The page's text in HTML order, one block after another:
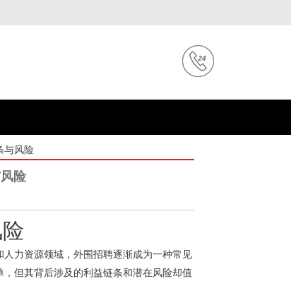
与风险
险
力资源领域，外围招聘逐渐成为一种常见
但其背后涉及的利益链条和潜在风险却值